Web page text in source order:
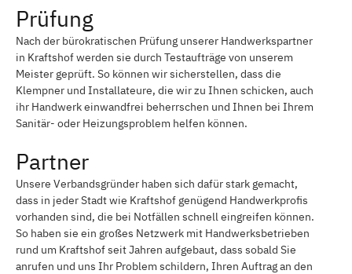
Prüfung
Nach der bürokratischen Prüfung unserer Handwerkspartner
in Kraftshof werden sie durch Testaufträge von unserem
Meister geprüft. So können wir sicherstellen, dass die
Klempner und Installateure, die wir zu Ihnen schicken, auch
ihr Handwerk einwandfrei beherrschen und Ihnen bei Ihrem
Sanitär- oder Heizungsproblem helfen können.
Partner
Unsere Verbandsgründer haben sich dafür stark gemacht,
dass in jeder Stadt wie Kraftshof genügend Handwerkprofis
vorhanden sind, die bei Notfällen schnell eingreifen können.
So haben sie ein großes Netzwerk mit Handwerksbetrieben
rund um Kraftshof seit Jahren aufgebaut, dass sobald Sie
anrufen und uns Ihr Problem schildern, Ihren Auftrag an den